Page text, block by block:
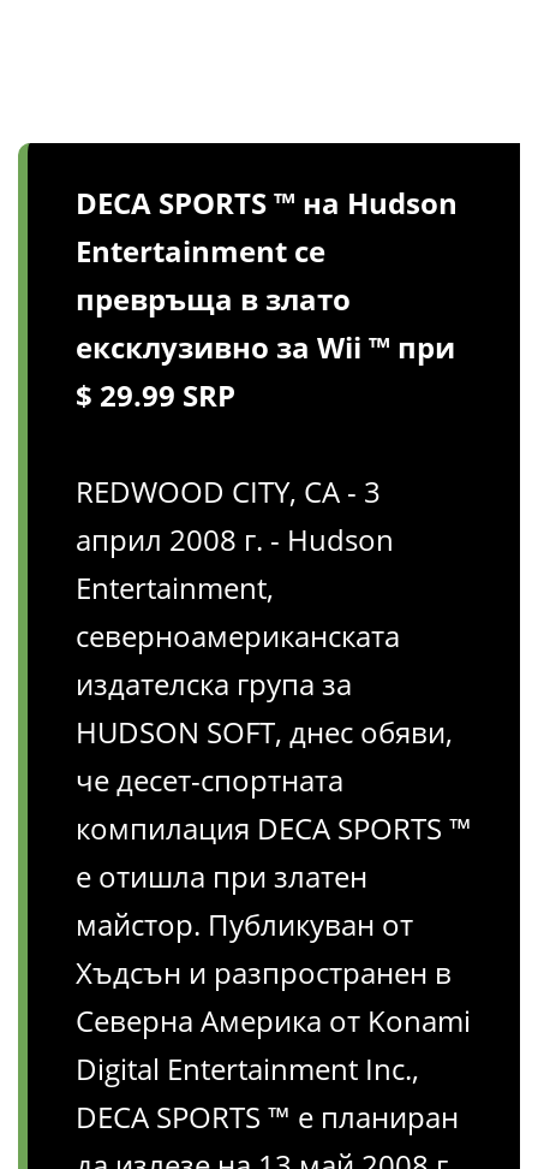
DECA SPORTS ™ на Hudson
Entertainment се
превръща в злато
ексклузивно за Wii ™ при
$ 29.99 SRP
REDWOOD CITY, CA - 3
април 2008 г. - Hudson
Entertainment,
северноамериканската
издателска група за
HUDSON SOFT, днес обяви,
че десет-спортната
компилация DECA SPORTS ™
е отишла при златен
майстор. Публикуван от
Хъдсън и разпространен в
Северна Америка от Konami
Digital Entertainment Inc.,
DECA SPORTS ™ е планиран